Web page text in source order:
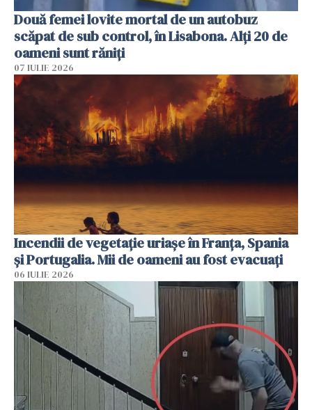
Două femei lovite mortal de un autobuz
scăpat de sub control, în Lisabona. Alți 20 de
oameni sunt răniți
07 IULIE 2026
Incendii de vegetație uriașe în Franța, Spania
și Portugalia. Mii de oameni au fost evacuați
06 IULIE 2026